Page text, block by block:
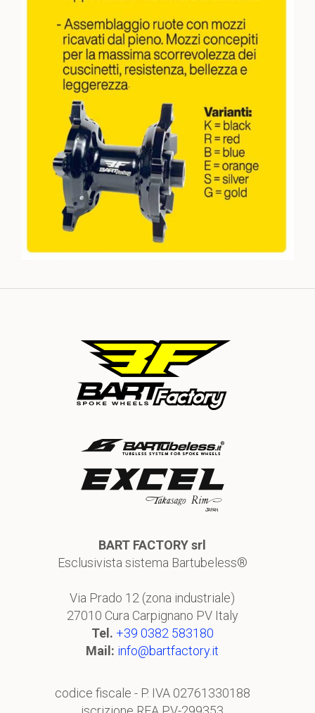
BART FACTORY srl
Esclusivista sistema Bartubeless®
Via Prado 12 (zona industriale)
27010 Cura Carpignano PV Italy
Tel. +39 0382 583180
Mail: info@bartfactory.it
codice fiscale - P. IVA 02761330188